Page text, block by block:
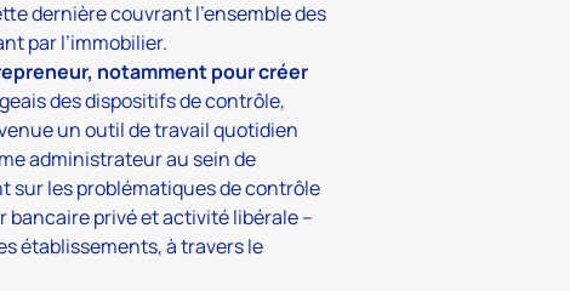
dernière couvrant l’ensemble des
par l’immobilier.
notamment pour créer
des dispositifs de contrôle,
un outil de travail quotidien
administrateur au sein de
sur les problématiques de contrôle
privé et activité libérale –
établissements, à travers le